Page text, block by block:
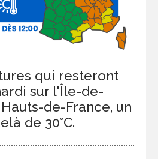
qui resteront
sur l'Île-de-
de-France, un
de 30°C.